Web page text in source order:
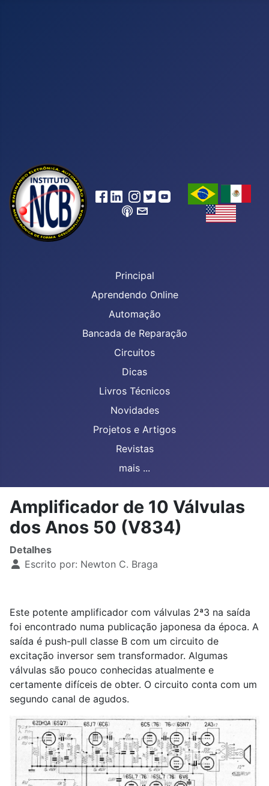
Principal
Aprendendo Online
Automação
Bancada de Reparação
Circuitos
Dicas
Livros Técnicos
Novidades
Projetos e Artigos
Revistas
mais ...
Amplificador de 10 Válvulas
dos Anos 50 (V834)
Detalhes
Escrito por: Newton C. Braga
Este potente amplificador com válvulas 2ª3 na saída
foi encontrado numa publicação japonesa da época. A
saída é push-pull classe B com um circuito de
excitação inversor sem transformador. Algumas
válvulas são pouco conhecidas atualmente e
certamente difíceis de obter. O circuito conta com um
segundo canal de agudos.